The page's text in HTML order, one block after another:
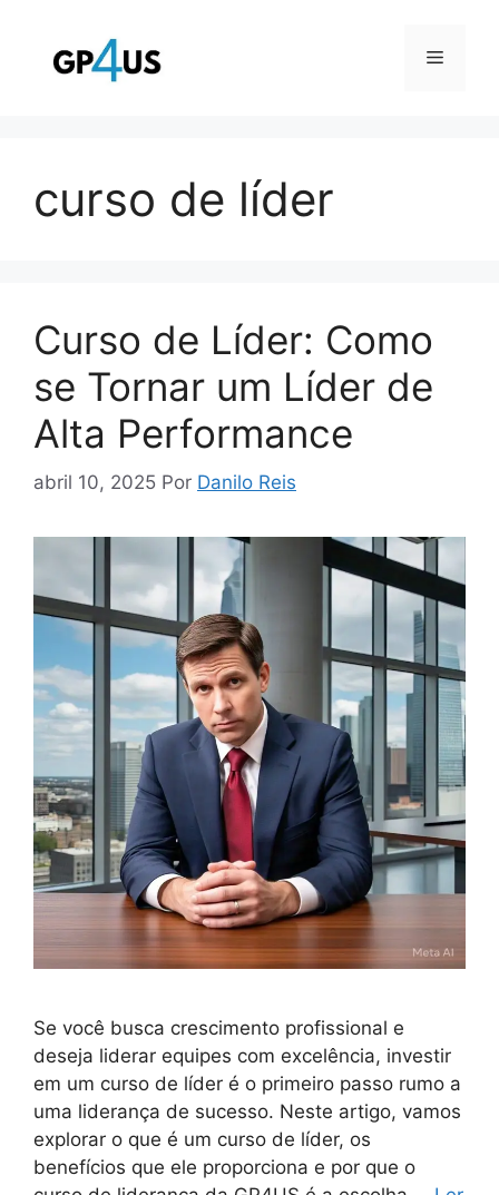
Menu
curso de líder
Curso de Líder: Como
se Tornar um Líder de
Alta Performance
abril 10, 2025 Por Danilo Reis
Se você busca crescimento profissional e
deseja liderar equipes com excelência, investir
em um curso de líder é o primeiro passo rumo a
uma liderança de sucesso. Neste artigo, vamos
explorar o que é um curso de líder, os
benefícios que ele proporciona e por que o